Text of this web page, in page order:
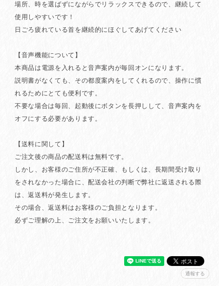
場所、時を選ばずにながらでリラックスできるので、継続して
使用しやすいです！
日ごろ疲れている首を継続的にほぐしてあげてください
【音声機能について】
本商品は電源を入れると音声案内が毎回オンになります。
説明書がなくても、その都度案内をしてくれるので、操作に慣
れるためにとても便利です。
不要な場合は毎回、起動後にボタンを長押しして、音声案内を
オフにする必要があります。
【送料に関して】
ご注文後の商品の配送料は無料です。
しかし、お客様のご住所が不正確、もしくは、長期間受け取り
をされなかった場合に、配送会社の判断で弊社に返送される際
は、返送料が発生します。
その場合、返送料はお客様のご負担となります。
必ずご理解の上、ご注文をお願いいたします。
通報する